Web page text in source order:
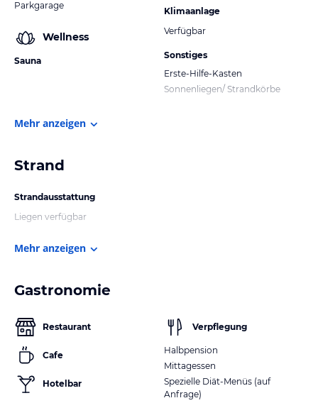
Parkgarage
Wellness
Sauna
Klimaanlage
Verfügbar
Sonstiges
Erste-Hilfe-Kasten
Sonnenliegen/ Strandkörbe
Mehr anzeigen
Strand
Strandausstattung
Liegen verfügbar
Mehr anzeigen
Gastronomie
Restaurant
Cafe
Hotelbar
Verpflegung
Halbpension
Mittagessen
Spezielle Diät-Menüs (auf
Anfrage)